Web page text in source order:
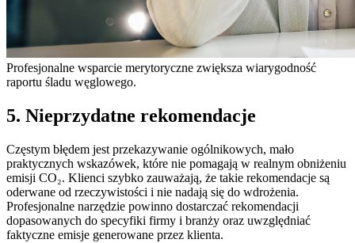
Profesjonalne wsparcie merytoryczne zwiększa wiarygodność
raportu śladu węglowego.
5. Nieprzydatne rekomendacje
Częstym błędem jest przekazywanie ogólnikowych, mało
praktycznych wskazówek, które nie pomagają w realnym obniżeniu
emisji CO₂. Klienci szybko zauważają, że takie rekomendacje są
oderwane od rzeczywistości i nie nadają się do wdrożenia.
Profesjonalne narzędzie powinno dostarczać rekomendacji
dopasowanych do specyfiki firmy i branży oraz uwzględniać
faktyczne emisje generowane przez klienta.